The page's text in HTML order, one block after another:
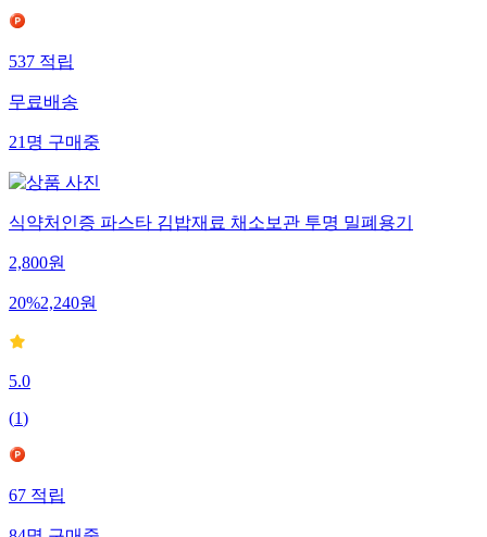
537적립
무료배송
21명구매중
식약처인증 파스타 김밥재료 채소보관 투명 밀폐용기
2,800원
20%2,240원
5.0
(1)
67적립